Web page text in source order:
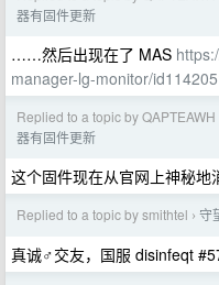
器有固件更新
……然后出现在了 MAS
manager-lg-monitor/
Replied to a topic by QAPTEAWH
器有固件更新
这个固件现在从官网上神秘
Replied to a topic by smithtel › 守
真诚♂交友，国服 disinfeqt